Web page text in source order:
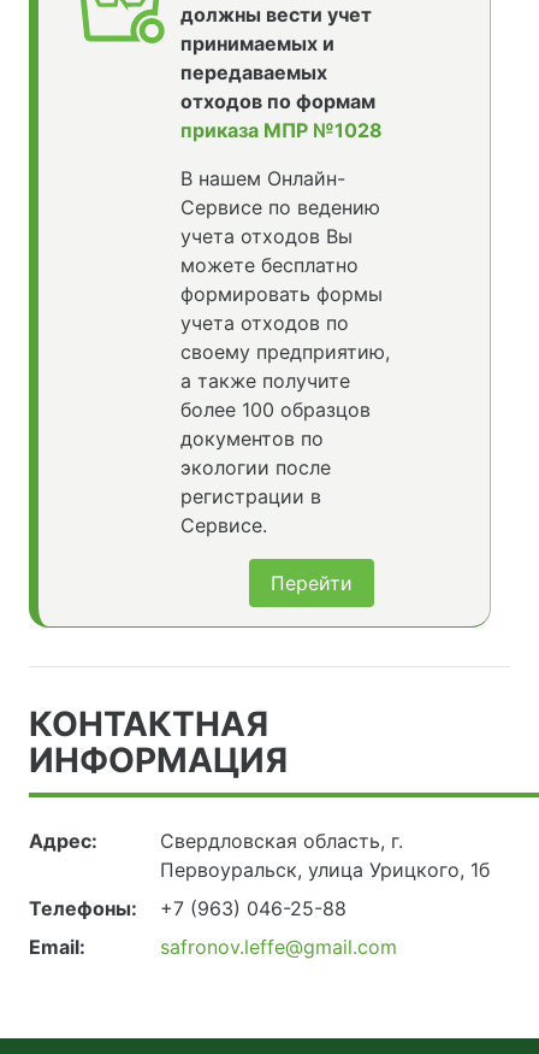
должны вести учет
принимаемых и
передаваемых
отходов по формам
приказа МПР №1028
В нашем Онлайн-
Сервисе по ведению
учета отходов Вы
можете бесплатно
формировать формы
учета отходов по
своему предприятию,
а также получите
более 100 образцов
документов по
экологии после
регистрации в
Сервисе.
Перейти
КОНТАКТНАЯ
ИНФОРМАЦИЯ
Адрес:
Свердловская область, г.
Первоуральск, улица Урицкого, 1б
Телефоны:
+7 (963) 046-25-88
Email:
safronov.leffe@gmail.com